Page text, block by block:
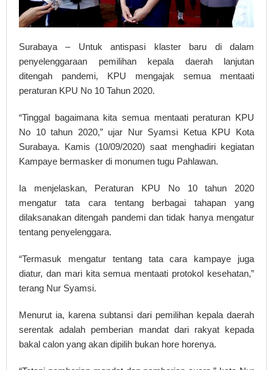
Surabaya – Untuk antispasi klaster baru di dalam
penyelenggaraan pemilihan kepala daerah lanjutan
ditengah pandemi, KPU mengajak semua mentaati
peraturan KPU No 10 Tahun 2020.
“Tinggal bagaimana kita semua mentaati peraturan KPU
No 10 tahun 2020,” ujar Nur Syamsi Ketua KPU Kota
Surabaya. Kamis (10/09/2020) saat menghadiri kegiatan
Kampaye bermasker di monumen tugu Pahlawan.
Ia menjelaskan, Peraturan KPU No 10 tahun 2020
mengatur tata cara tentang berbagai tahapan yang
dilaksanakan ditengah pandemi dan tidak hanya mengatur
tentang penyelenggara.
“Termasuk mengatur tentang tata cara kampaye juga
diatur, dan mari kita semua mentaati protokol kesehatan,”
terang Nur Syamsi.
Menurut ia, karena subtansi dari pemilihan kepala daerah
serentak adalah pemberian mandat dari rakyat kepada
bakal calon yang akan dipilih bukan hore horenya.